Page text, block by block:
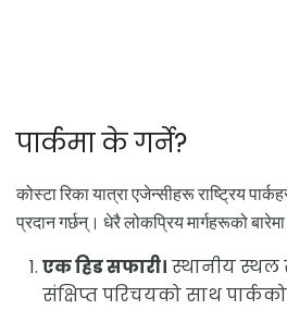
पार्कमा के गर्ने?
कोस्टा रिका यात्रा एजेन्सीहरू राष्ट्रिय
प्रदान गर्छन्। धेरै लोकप्रिय मार्गहरूको बारेमा
एक हिड सफारी।स्थानीय स्थल
संक्षिप्त परिचयको साथ